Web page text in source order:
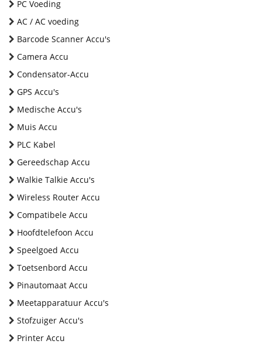
PC Voeding
AC / AC voeding
Barcode Scanner Accu's
Camera Accu
Condensator-Accu
GPS Accu's
Medische Accu's
Muis Accu
PLC Kabel
Gereedschap Accu
Walkie Talkie Accu's
Wireless Router Accu
Compatibele Accu
Hoofdtelefoon Accu
Speelgoed Accu
Toetsenbord Accu
Pinautomaat Accu
Meetapparatuur Accu's
Stofzuiger Accu's
Printer Accu